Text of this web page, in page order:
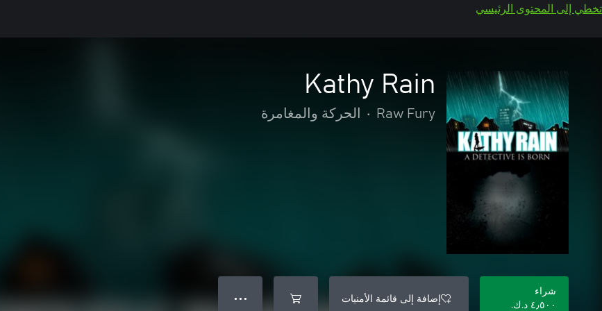
تخطي إلى المحتوى الرئيسي
Kathy Rain
Raw Fury
• الحركة والمغامرة
شراء
٤٫٥٠٠ د.ك.‏
إضافة إلى قائمة الأمنيات ● ● ●